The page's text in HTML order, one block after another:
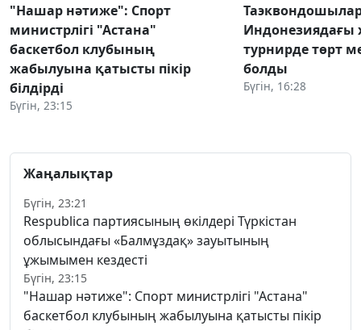
"Нашар нәтиже": Спорт
министрлігі "Астана"
баскетбол клубының
жабылуына қатысты пікір
білдірді
Бүгін, 23:15
Индонезиядағы
турнирде төрт
болды
Бүгін, 16:28
Жаңалықтар
Бүгін, 23:21
Respublica партиясының өкілдері Түркістан
облысындағы «Балмұздақ» зауытының
ұжымымен кездесті
Бүгін, 23:15
"Нашар нәтиже": Спорт министрлігі "Астана"
баскетбол клубының жабылуына қатысты пікір